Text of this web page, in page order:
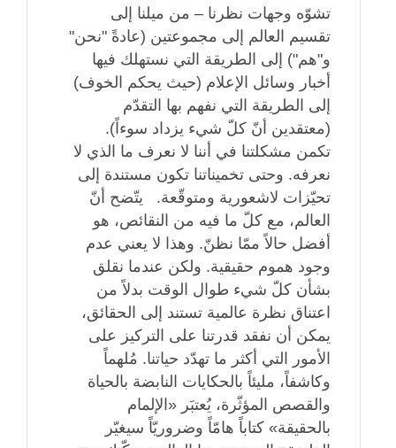
‏تشوّه وجهات نظرنا – من ميلنا إلى
تقسيم العالم إلى مجموعتين (عادةً "نحن"
و"هم") إلى الطريقة ‏التي نستهلك فيها
أخبار وسائل الإعلام (حيث يحكم الخوف)
إلى الطريقة التي نفهم بها التقدّم
تكمن مشكلتنا في أننا لا نعرف ما الذي لا
نعرفه. وحتى تخميناتنا تكون مستندة إلى
تحيّزات ‏لاشعورية ومتوقّعة.‏ ‎ ‎ يتّضح أنّ
العالم، مع كلّ ما فيه من النقائص، هو
أفضل حالاً ممّا نظنّ. وهذا لا يعني عدم
وجود ‏هموم حقيقية. ولكن عندما نقلق
بشأن كلّ شيء طوال الوقت بدلاً من
اعتناق نظرة عالمية تستند إلى ‏الحقائق،
يمكن أن نفقد قدرتنا على التركيز على
الأمور التي أكثر ما تهدّد حياتنا.‏ مُلهماً
وكاشفاً، مليئاً بالحكايات النابضة بالحياة
والقصص المؤثّرة، يُعتبَر «الإلمام
بالحقيقة» كتاباً ‏هامّاً وضروريّاً سيغيّر